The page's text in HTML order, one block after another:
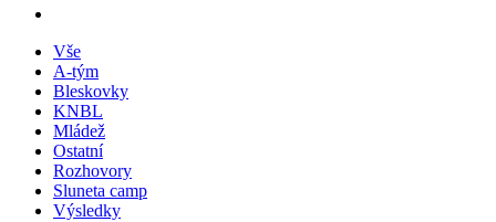
Vše
A-tým
Bleskovky
KNBL
Mládež
Ostatní
Rozhovory
Sluneta camp
Výsledky